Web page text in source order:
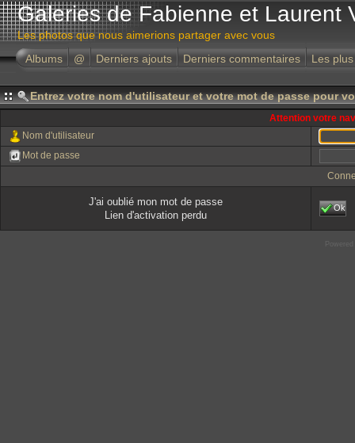
Galeries de Fabienne et Laurent
Les photos que nous aimerions partager avec vous
Albums
@ Derniers ajouts Derniers commentaires Les
Entrez votre nom d'utilisateur et votre mot de passe pour
Attention votre
Nom d'utilisateur
Mot de passe
J'ai oublié mon mot de passe
Lien d'activation perdu
Ok